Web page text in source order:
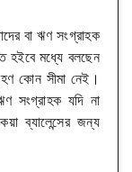
বা ঋণ সংগ্রাহক
হইবে মধ্যে বলছেন
কোন সীমা নেই।
সংগ্রাহক যদি না
ব্যালেন্সের জন্য